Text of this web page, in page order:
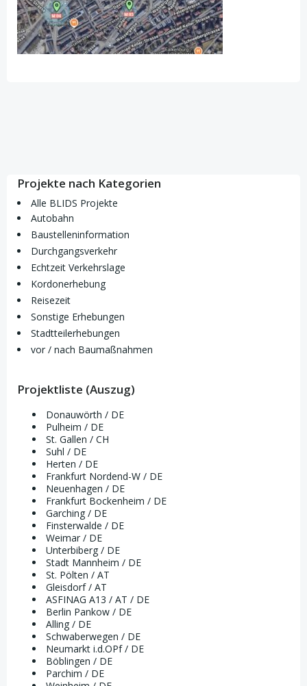
Projekte nach Kategorien
Alle BLIDS Projekte
Autobahn
Baustelleninformation
Durchgangsverkehr
Echtzeit Verkehrslage
Kordonerhebung
Reisezeit
Sonstige Erhebungen
Stadtteilerhebungen
vor / nach Baumaßnahmen
Projektliste (Auszug)
Donauwörth / DE
Pulheim / DE
St. Gallen / CH
Suhl / DE
Herten / DE
Frankfurt Nordend-W / DE
Neuenhagen / DE
Frankfurt Bockenheim / DE
Garching / DE
Finsterwalde / DE
Weimar / DE
Unterbiberg / DE
Stadt Mannheim / DE
St. Pölten / AT
Gleisdorf / AT
ASFINAG A13 / AT / DE
Berlin Pankow / DE
Alling / DE
Schwaberwegen / DE
Neumarkt i.d.OPf / DE
Böblingen / DE
Parchim / DE